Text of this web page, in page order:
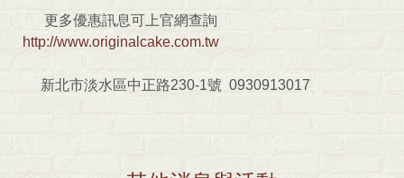
更多優惠訊息可上官網查詢
http://www.originalcake.com.tw
新北市淡水區中正路230-1號 0930913017